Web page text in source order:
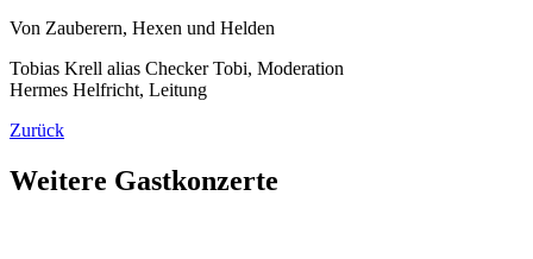
Von Zauberern, Hexen und Helden
Tobias Krell alias Checker Tobi, Moderation
Hermes Helfricht, Leitung
Zurück
Weitere Gastkonzerte